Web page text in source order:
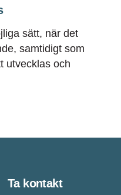
sätt, när det
, samtidigt som
utvecklas och
Ta kontakt